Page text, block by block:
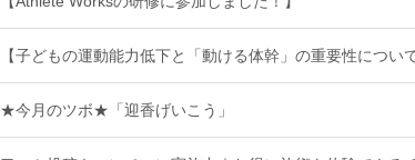
【子どもの運動能力低下と「動ける体幹」の重要性について
★今月のツボ★「迎香げいこう」